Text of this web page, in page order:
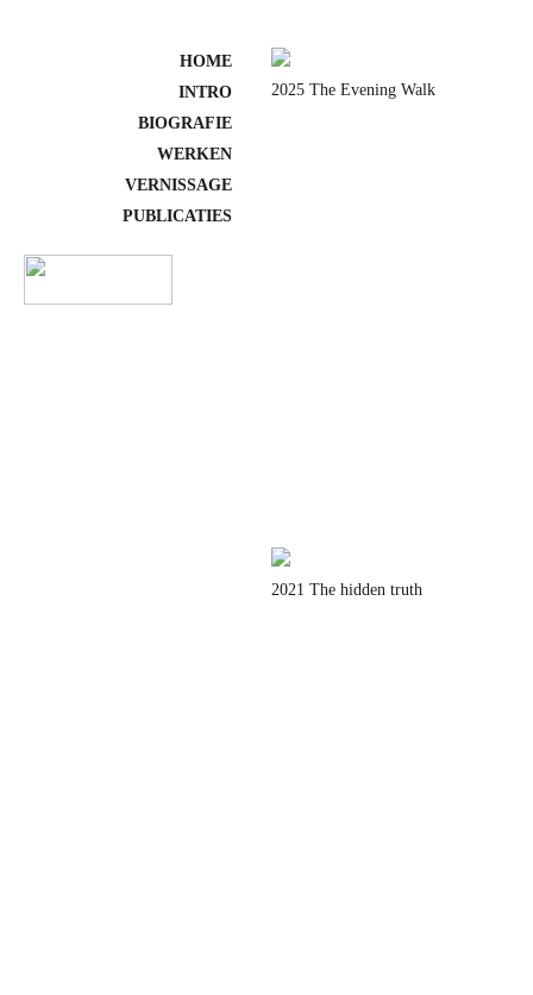
HOME
INTRO
BIOGRAFIE
WERKEN
VERNISSAGE
PUBLICATIES
2025 The Evening Walk
2021 The hidden truth